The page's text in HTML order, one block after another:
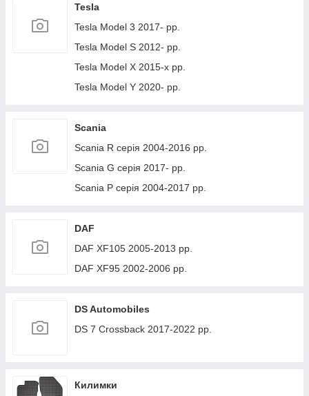
Tesla
Tesla Model 3 2017- рр.
Tesla Model S 2012- рр.
Tesla Model X 2015-х рр.
Tesla Model Y 2020- рр.
Scania
Scania R серія 2004-2016 рр.
Scania G серія 2017- рр.
Scania P серія 2004-2017 рр.
DAF
DAF XF105 2005-2013 рр.
DAF XF95 2002-2006 рр.
DS Automobiles
DS 7 Crossback 2017-2022 рр.
Килимки